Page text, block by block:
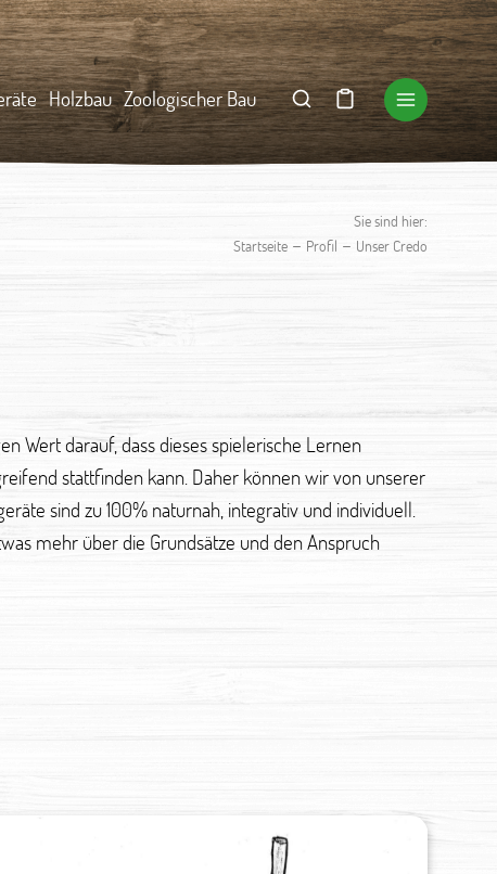
Holzbau Zoologischer Bau
Sie sind hier:
Startseite – Profil – Unser Credo